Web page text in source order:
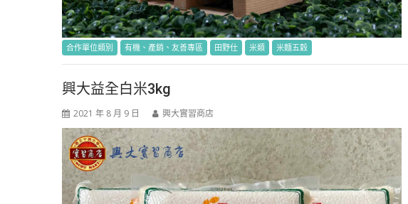
合作單位類別 有機、產銷、友善專區 田野仕 米類 米麵五穀
興大益全白米3kg
2021 年 8 月 9 日 興大實習商店